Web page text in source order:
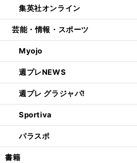
集英社オンライン
芸能・情報・スポーツ
Myojo
週プレNEWS
週プレ グラジャパ!
Sportiva
パラスポ
書籍